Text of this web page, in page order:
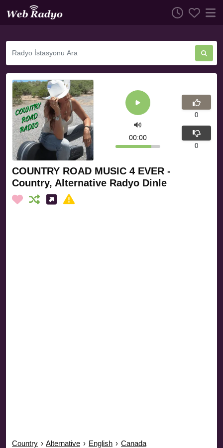
COUNTRY ROAD MUSIC 4 EVER -
Country, Alternative Radyo Dinle
Country › Alternative › English › Canada
00:00
0
0